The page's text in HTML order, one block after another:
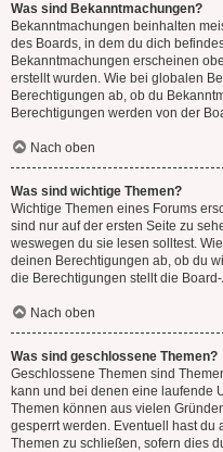
Was sind Bekanntmachungen?
Bekanntmachungen beinhalten
des Boards, in dem du dich
Bekanntmachungen erscheinen
erstellt wurden. Wie bei globalen
Berechtigungen ab, ob du
Berechtigungen werden von der
Nach oben
Was sind wichtige Themen?
Wichtige Themen eines Forums
sind nur auf der ersten Seite zu
weswegen du sie lesen solltest.
deinen Berechtigungen ab, ob du
die Berechtigungen stellt die
Nach oben
Was sind geschlossene Themen?
Geschlossene Themen sind
kann und bei denen eine laufende
Themen können aus vielen
gesperrt werden. Eventuell hast
Themen zu schließen, sofern dies